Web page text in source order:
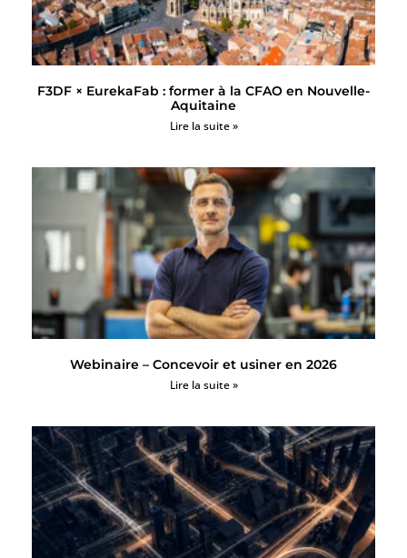
F3DF × EurekaFab : former à la CFAO en Nouvelle-
Aquitaine
Lire la suite »
Webinaire – Concevoir et usiner en 2026
Lire la suite »